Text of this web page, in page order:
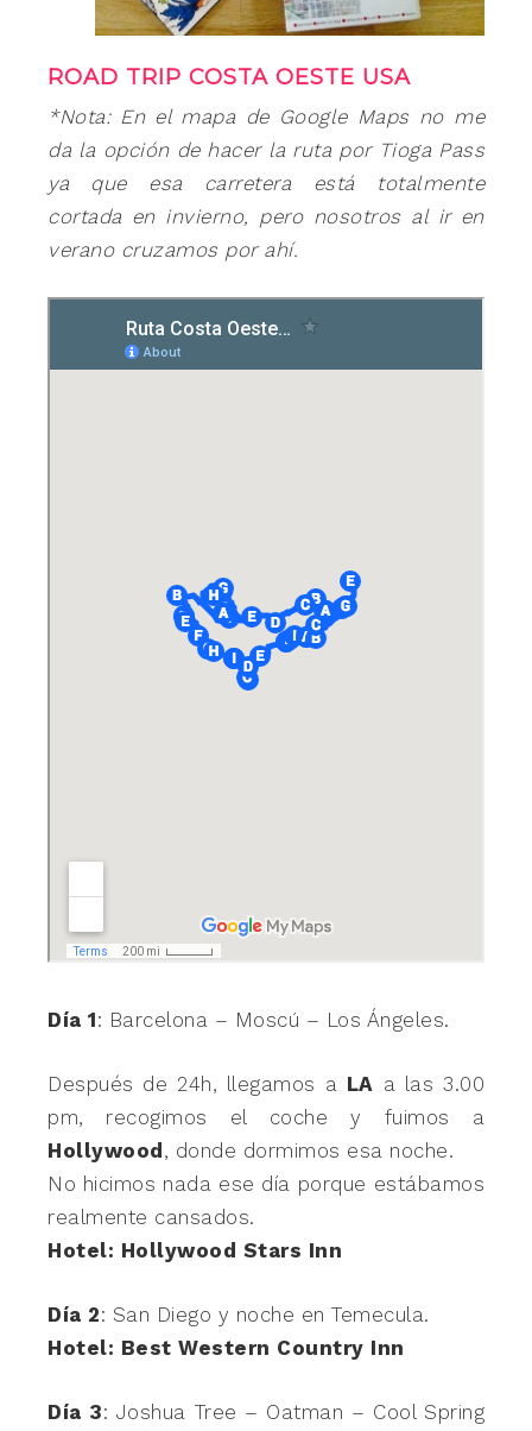
ROAD TRIP COSTA OESTE USA
*Nota: En el mapa de Google Maps no me
da la opción de hacer la ruta por Tioga Pass
ya que esa carretera está totalmente
cortada en invierno, pero nosotros al ir en
verano cruzamos por ahí.
Día 1: Barcelona – Moscú – Los Ángeles.
Después de 24h, llegamos a LA a las 3.00
pm, recogimos el coche y fuimos a
Hollywood , donde dormimos esa noche.
No hicimos nada ese día porque estábamos
realmente cansados.
Hotel: Hollywood Stars Inn
Día 2: San Diego y noche en Temecula.
Hotel: Best Western Country Inn
Día 3: Joshua Tree – Oatman – Cool Spring